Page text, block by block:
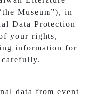
Museum”), in
Data Protection
your rights,
information for
data from event